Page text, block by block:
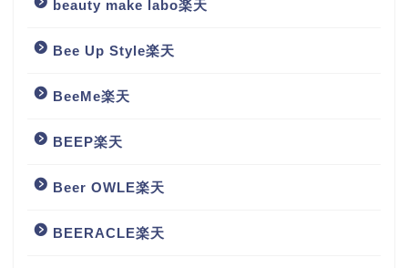
beauty make labo楽天
Bee Up Style楽天
BeeMe楽天
BEEP楽天
Beer OWLE楽天
BEERACLE楽天